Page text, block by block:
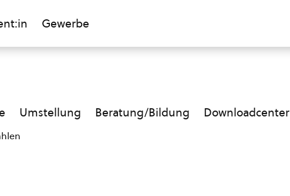
Gewerbe
Umstellung Beratung/Bildung Downloadcenter